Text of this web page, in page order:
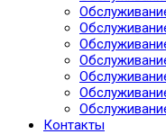
Контакты